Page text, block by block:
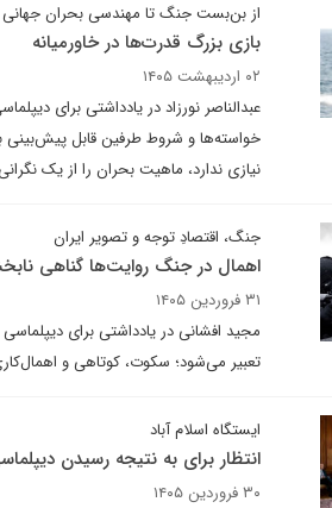
از بن‌بست جنگ تا مهندسی بحران جهانی
بازی بزرگ قدرت‌ها در خاورمیانه
۰۲ اردیبهشت ۱۴۰۵
عبدالناصر نورزاد در یادداشتی برای
خواسته‌ها و شروط طرفین قابل پیش‌بینی
نیازی ندارد، ماهیت بحران را از یک
جنگ، اقتصادِ توجه و تصویر ایران
اهمال‌ در جنگ روایت‌ها گناهی
۳۱ فروردین ۱۴۰۵
مجید افشانی در یادداشتی برای
تعبیر می‌شود؛ سکوت، کوتاهی و
ایستگاه اسلام آباد
انتظار برای به نتیجه رسیدن
۳۰ فروردین ۱۴۰۵